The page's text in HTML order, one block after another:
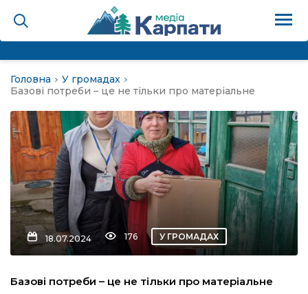
голос гірського
холєра, шо вповідає
Головна
У громадах
Базові потреби – це не тільки про матеріальне
18.07.2024 176 У ГРОМАДАХ
Базові потреби – це не тільки про матеріальне